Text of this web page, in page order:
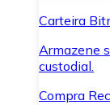
Carteira
Armazene
custodial.
Compra